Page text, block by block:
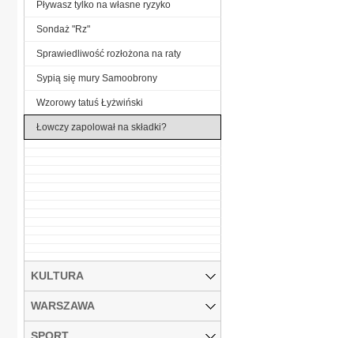
Pływasz tylko na własne ryzyko
Sondaż "Rz"
Sprawiedliwość rozłożona na raty
Sypią się mury Samoobrony
Wzorowy tatuś Łyżwiński
Łowczy zapolował na składki?
KULTURA
WARSZAWA
SPORT